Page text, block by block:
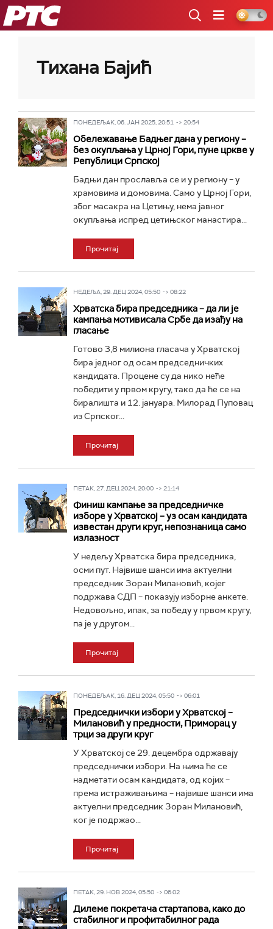
РТС
Тихана Бајић
ПОНЕДЕЉАК, 06. ЈАН 2025, 20:51 -> 20:54
Обележавање Бадњег дана у региону –
без окупљања у Црној Гори, пуне цркве у
Републици Српској
Бадњи дан прославља се и у региону – у
храмовима и домовима. Само у Црној Гори,
због масакра на Цетињу, нема јавног
окупљања испред цетињског манастира...
Прочитај
НЕДЕЉА, 29. ДЕЦ 2024, 05:50 -> 08:22
Хрватска бира председника – да ли је
кампања мотивисала Србе да изађу на
гласање
Готово 3,8 милиона гласача у Хрватској
бира једног од осам председничких
кандидата. Процене су да нико неће
победити у првом кругу, тако да ће се на
биралишта и 12. јануара. Милорад Пуповац
из Српског...
Прочитај
ПЕТАК, 27. ДЕЦ 2024, 20:00 -> 21:14
Финиш кампање за председничке
изборе у Хрватској – уз осам кандидата
известан други круг, непознаница само
излазност
У недељу Хрватска бира председника,
осми пут. Највише шанси има актуелни
председник Зоран Милановић, којег
подржава СДП – показују изборне анкете.
Недовољно, ипак, за победу у првом кругу,
па је у другом...
Прочитај
ПОНЕДЕЉАК, 16. ДЕЦ 2024, 05:50 -> 06:01
Председнички избори у Хрватској –
Милановић у предности, Приморац у
трци за други круг
У Хрватској се 29. децембра одржавају
председнички избори. На њима ће се
надметати осам кандидата, од којих –
према истраживањима – највише шанси има
актуелни председник Зоран Милановић,
ког је подржао...
Прочитај
ПЕТАК, 29. НОВ 2024, 05:50 -> 06:02
Дилеме покретача стартапова, како до
стабилног и профитабилног рада